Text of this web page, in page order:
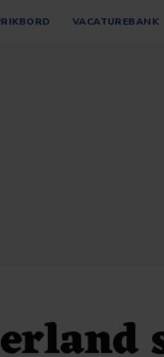
VACATUREBANK